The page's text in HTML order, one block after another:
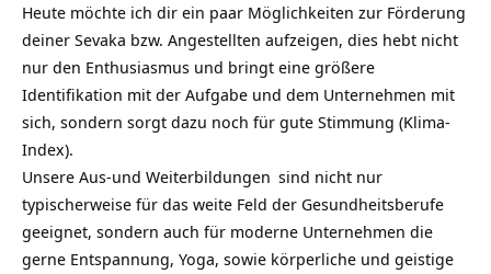
Heute möchte ich dir ein paar Möglichkeiten zur Förderung
deiner Sevaka bzw. Angestellten aufzeigen, dies hebt nicht
nur den Enthusiasmus und bringt eine größere
Identifikation mit der Aufgabe und dem Unternehmen mit
sich, sondern sorgt dazu noch für gute Stimmung (Klima-
Index).
Unsere Aus-und Weiterbildungen sind nicht nur
typischerweise für das weite Feld der Gesundheitsberufe
geeignet, sondern auch für moderne Unternehmen die
gerne Entspannung, Yoga, sowie körperliche und geistige